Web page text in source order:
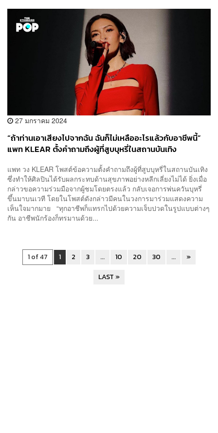
27 มกราคม 2024
“ถ้าท่านเอาเสียงไปจากฉัน ฉันก็ไม่เหลืออะไรแล้วกับอาชีพนี้”
แพท KLEAR ตั้งคำถามถึงผู้ที่สูบบุหรี่ในสถานบันเทิง
แพท วง KLEAR โพสต์ข้อความตั้งคำถามถึงผู้ที่สูบบุหรี่ในสถานบันเทิง
ซึ่งทำให้ศิลปินได้รับผลกระทบด้านสุขภาพอย่างหลีกเลี่ยงไม่ได้ ยิ่งเมื่อ
กล่าวขอความร่วมมือจากผู้ชมโดยตรงแล้ว กลับเจอการพ่นควันบุหรี่
ขึ้นมาบนเวที โดยในโพสต์ดังกล่าวมีคนในวงการมาร่วมแสดงความ
เห็นใจมากมาย “ทุกอาชีพก็แทรกไปด้วยความเจ็บปวดในรูปแบบต่างๆ
กัน อาชีพนักร้องก็ทรมานด้วย...
1 of 47 1 2 3 ... 10 20 30 ...
»
LAST »